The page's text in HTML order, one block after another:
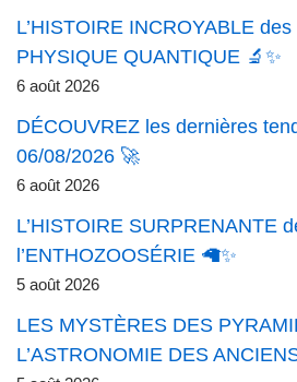
L’HISTOIRE INCROYABLE
PHYSIQUE QUANTIQUE 🔬✨
6 août 2026
DÉCOUVREZ les dernières
06/08/2026 🚀
6 août 2026
L’HISTOIRE SURPRENANTE
l’ENTHOZOOSÉRIE 🦙✨
5 août 2026
LES MYSTÈRES DES
L’ASTRONOMIE DES